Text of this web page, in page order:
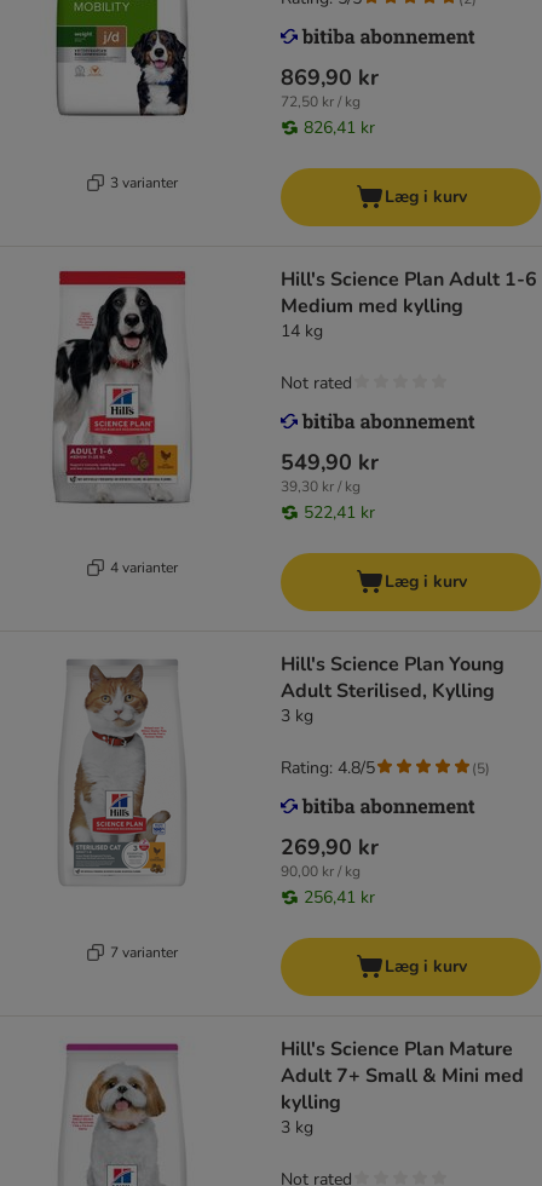
3 varianter
869,90 kr
72,50 kr / kg
826,41 kr
Læg i kurv
4 varianter
Hill's Science Plan Adult 1-6
Medium med kylling
14 kg
549,90 kr
39,30 kr / kg
522,41 kr
Not rated
Læg i kurv
7 varianter
Hill's Science Plan Young
Adult Sterilised, Kylling
3 kg
269,90 kr
90,00 kr / kg
256,41 kr
Rating: 4.8/5 (5)
Læg i kurv
Hill's Science Plan Mature
Adult 7+ Small & Mini med
kylling
3 kg
Not rated